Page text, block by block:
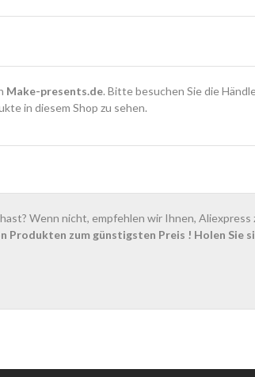
Make-presents.de. Bitte besuchen Sie die
in diesem Shop zu sehen.
Wenn nicht, empfehlen wir Ihnen, Aliexpress
Produkten zum günstigsten Preis ! Holen Sie